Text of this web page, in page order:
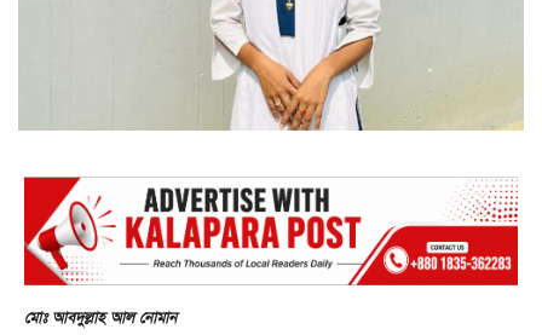
মোঃ আবদুল্লাহ আল নোমান